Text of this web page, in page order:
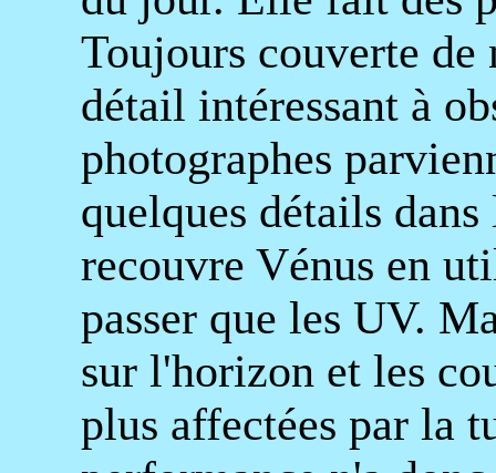
Toujours couverte de
détail intéressant à
photographes
quelques détails
recouvre Vénus en
passer que les UV.
sur l'horizon et les
plus affectées par la